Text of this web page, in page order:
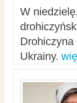
W
Drohiczyna
Ukrainy.